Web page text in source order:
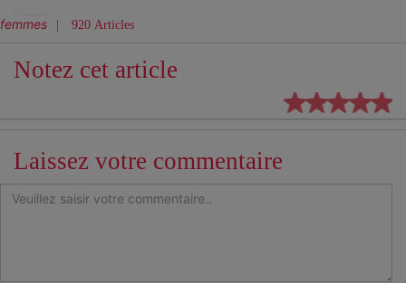
femmes 920 Articles
Notez cet article
Laissez votre commentaire